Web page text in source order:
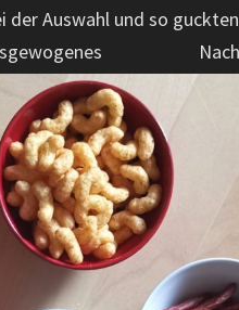
Auswahl und so